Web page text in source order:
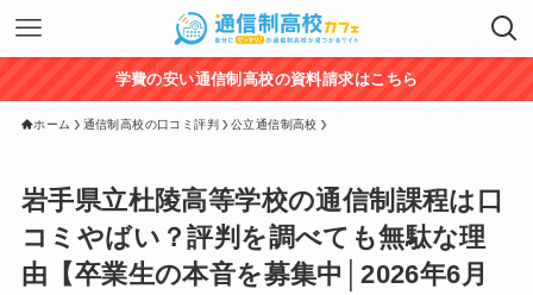
学費の安い通信制高校の資料請求はこちら
ホーム 通信制高校の口コミ評判 公立通信制高校
岩手県立杜陵高等学校の通信制課程は口
コミやばい？評判を調べても無駄な理
由【卒業生の本音を募集中│2026年6月